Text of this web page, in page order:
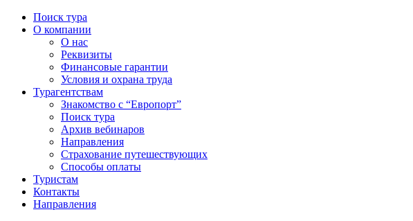
Поиск тура
О компании
О нас
Реквизиты
Финансовые гарантии
Условия и охрана труда
Турагентствам
Знакомство с “Европорт”
Поиск тура
Архив вебинаров
Направления
Страхование путешествующих
Способы оплаты
Туристам
Контакты
Направления